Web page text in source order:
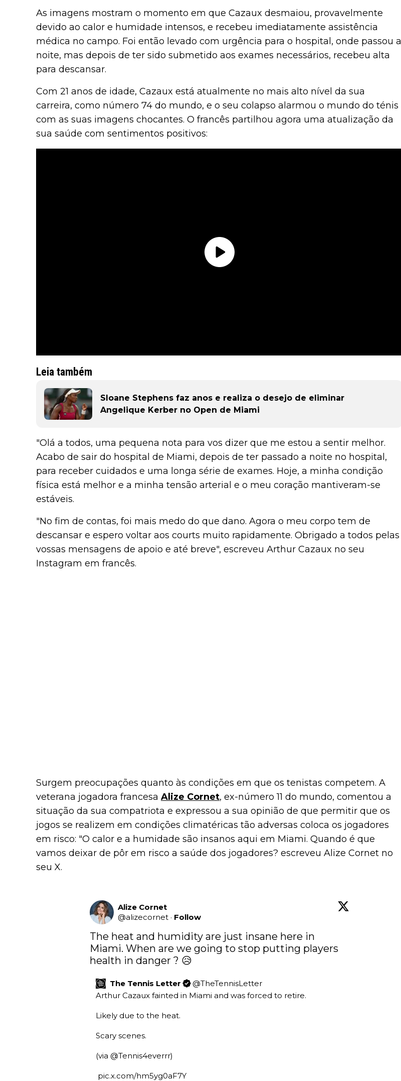
As imagens mostram o momento em que Cazaux desmaiou, provavelmente
devido ao calor e humidade intensos, e recebeu imediatamente assistência
médica no campo. Foi então levado com urgência para o hospital, onde passou a
noite, mas depois de ter sido submetido aos exames necessários, recebeu alta
para descansar.
Com 21 anos de idade, Cazaux está atualmente no mais alto nível da sua
carreira, como número 74 do mundo, e o seu colapso alarmou o mundo do ténis
com as suas imagens chocantes. O francês partilhou agora uma atualização da
sua saúde com sentimentos positivos:
Leia também
Sloane Stephens faz anos e realiza o desejo de eliminar
Angelique Kerber no Open de Miami
"Olá a todos, uma pequena nota para vos dizer que me estou a sentir melhor.
Acabo de sair do hospital de Miami, depois de ter passado a noite no hospital,
para receber cuidados e uma longa série de exames. Hoje, a minha condição
física está melhor e a minha tensão arterial e o meu coração mantiveram-se
estáveis.
"No fim de contas, foi mais medo do que dano. Agora o meu corpo tem de
descansar e espero voltar aos courts muito rapidamente. Obrigado a todos pelas
vossas mensagens de apoio e até breve", escreveu Arthur Cazaux no seu
Instagram em francês.
Surgem preocupações quanto às condições em que os tenistas competem. A
veterana jogadora francesa Alize Cornet, ex-número 11 do mundo, comentou a
situação da sua compatriota e expressou a sua opinião de que permitir que os
jogos se realizem em condições climatéricas tão adversas coloca os jogadores
em risco: "O calor e a humidade são insanos aqui em Miami. Quando é que
vamos deixar de pôr em risco a saúde dos jogadores? escreveu Alize Cornet no
seu X.
Alize Cornet
@alizecornet · Follow
The heat and humidity are just insane here in
Miami. When are we going to stop putting players
health in danger ? 😥
The Tennis Letter @TheTennisLetter
Arthur Cazaux fainted in Miami and was forced to retire.
Likely due to the heat.
Scary scenes.
(via @Tennis4everrr)
pic.x.com/hm5yg0aF7Y